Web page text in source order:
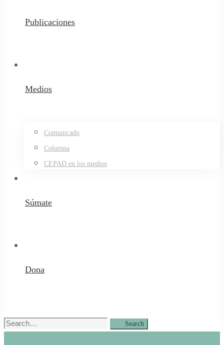
Publicaciones
Medios
Comunicado
Columna
CEPAD en los medios
Súmate
Dona
Search
Search